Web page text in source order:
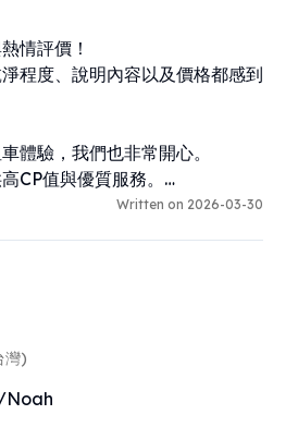
情評價！
程度、說明內容以及價格都感到
體驗，我們也非常開心。
CP值與優質服務。
Written on 2026-03-30
灣)
Noah